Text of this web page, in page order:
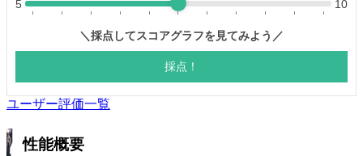
ユーザー評価一覧
性能概要